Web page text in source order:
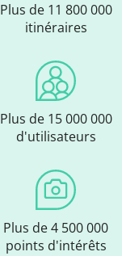
Plus de 11 800 000
itinéraires
Plus de 15 000 000
d'utilisateurs
Plus de 4 500 000
points d'intérêts